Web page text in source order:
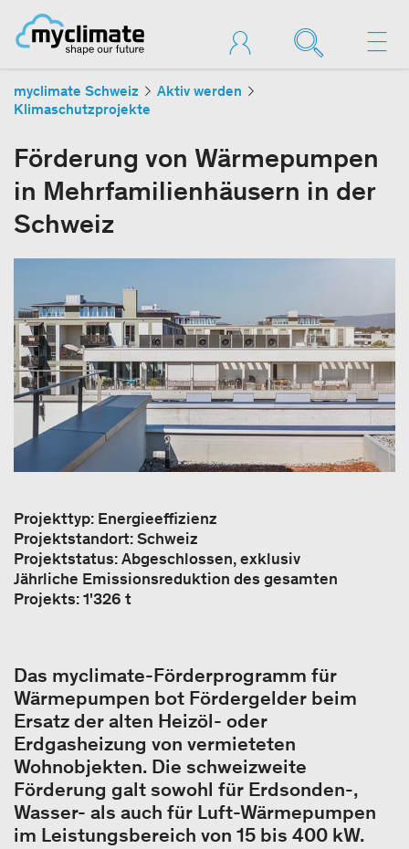
myclimate Schweiz
Aktiv werden
Klimaschutzprojekte
Förderung von Wärmepumpen
in Mehrfamilienhäusern in der
Schweiz
Projekttyp: Energieeffizienz
Projektstandort: Schweiz
Projektstatus: Abgeschlossen, exklusiv
Jährliche Emissionsreduktion des gesamten
Projekts: 1'326 t
Das myclimate-Förderprogramm für
Wärmepumpen bot Fördergelder beim
Ersatz der alten Heizöl- oder
Erdgasheizung von vermieteten
Wohnobjekten. Die schweizweite
Förderung galt sowohl für Erdsonden-,
Wasser- als auch für Luft-Wärmepumpen
im Leistungsbereich von 15 bis 400 kW.